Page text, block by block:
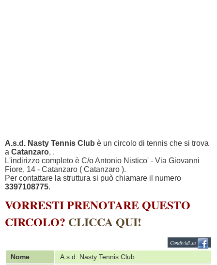
A.s.d. Nasty Tennis Club è un circolo di tennis che si trova
a Catanzaro, .
L'indirizzo completo è C/o Antonio Nistico' - Via Giovanni
Fiore, 14 - Catanzaro ( Catanzaro ).
Per contattare la struttura si può chiamare il numero
3397108775.
VORRESTI PRENOTARE QUESTO
CIRCOLO? CLICCA QUI!
Condividi su
Nome
A.s.d. Nasty Tennis Club